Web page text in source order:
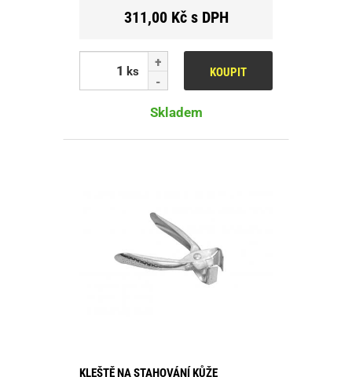
311,00 Kč s DPH
ks KOUPIT
Skladem
KLEŠTĚ NA STAHOVÁNÍ KŮŽE